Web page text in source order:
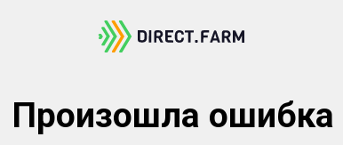
Произошла ошибка